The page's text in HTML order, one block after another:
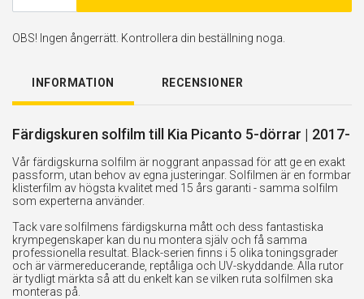
OBS! Ingen ångerrätt. Kontrollera din beställning noga.
INFORMATION RECENSIONER
Färdigskuren solfilm till Kia Picanto 5-dörrar | 2017-
Vår färdigskurna solfilm är noggrant anpassad för att ge en exakt
passform, utan behov av egna justeringar. Solfilmen är en formbar
klisterfilm av högsta kvalitet med 15 års garanti - samma solfilm
som experterna använder.
Tack vare solfilmens färdigskurna mått och dess fantastiska
krympegenskaper kan du nu montera själv och få samma
professionella resultat. Black-serien finns i 5 olika toningsgrader
och är värmereducerande, reptåliga och UV-skyddande. Alla rutor
är tydligt märkta så att du enkelt kan se vilken ruta solfilmen ska
monteras på.